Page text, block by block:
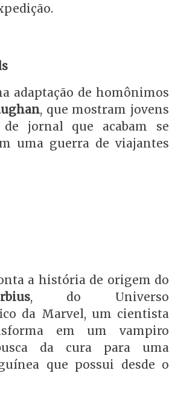
adaptação de homônimos
, que mostram jovens
de jornal que acabam se
uma guerra de viajantes
a história de origem do
, do Universo
da Marvel, um cientista
em um vampiro
da cura para uma
que possui desde o